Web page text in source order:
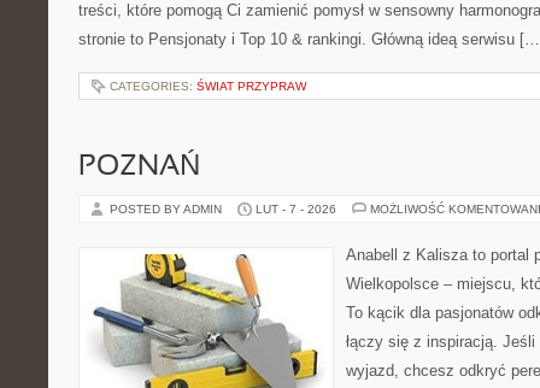
treści, które pomogą Ci zamienić pomysł w sensowny
stronie to Pensjonaty i Top 10 & rankingi. Główną ideą serwisu
CATEGORIES: ŚWIAT PRZYPRAW
POZNAŃ
POSTED BY ADMIN LUT - 7 - 2026 MOŻLIWOŚĆ
Anabell z Kalisza to portal
Wielkopolsce – miejscu,
To kącik dla pasjonatów
łączy się z inspiracją.
wyjazd, chcesz odkryć